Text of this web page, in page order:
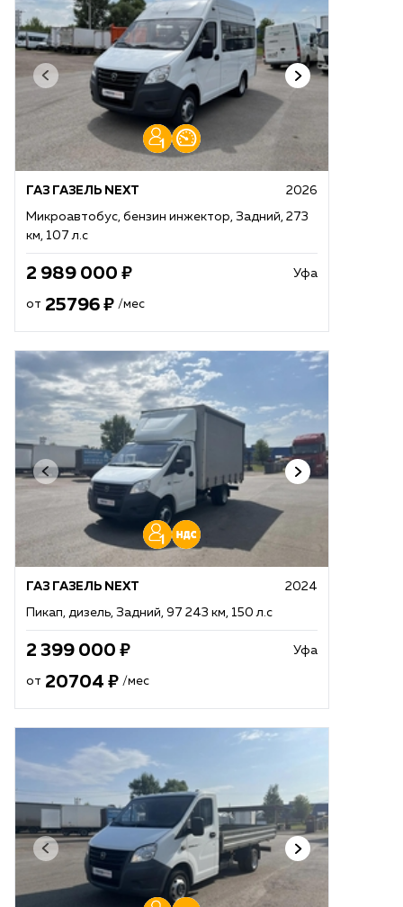
ГАЗ ГАЗЕЛЬ NEXT 2026
Микроавтобус, бензин инжектор, Задний, 273
км, 107 л.с
2 989 000 Уфа
от 25796 /мес
ГАЗ ГАЗЕЛЬ NEXT 2024
Пикап, дизель, Задний, 97 243 км, 150 л.с
2 399 000 Уфа
от 20704 /мес